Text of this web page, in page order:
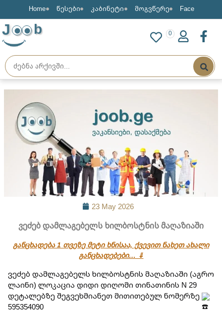
Home წესები კაბინეტი მოგვწერე Face
J b 0
23 May 2026
ვეძებ დამლაგებელს ხილბოსტნის მაღაზიაში
განცხადება 1 თვეზე მეტი ხნისაა, ქვევით ნახეთ ახალი
განცხადებები… ⇓
ვეძებ დამლაგებელს ხილბოსტნის მაღაზიაში (აგრო
ლაინი) ლოკაცია დიდი დიღომი თინათინის N 29
დეტალებზე შეგვეხმიანეთ მითითებულ ნომერზე
595354090